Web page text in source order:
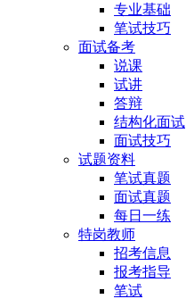
专业基础
笔试技巧
面试备考
说课
试讲
答辩
结构化面试
面试技巧
试题资料
笔试真题
面试真题
每日一练
特岗教师
招考信息
报考指导
笔试